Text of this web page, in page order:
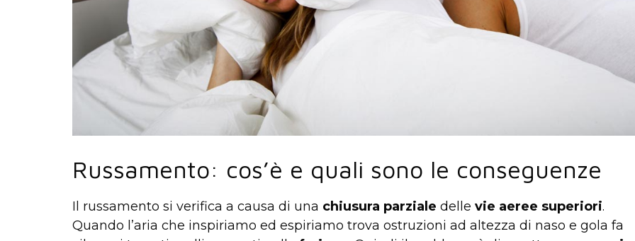
Russamento: cos’è e quali sono le conseguenze
Il russamento si verifica a causa di una chiusura parziale delle vie aeree superiori.
Quando l’aria che inspiriamo ed espiriamo trova ostruzioni ad altezza di naso e gola fa